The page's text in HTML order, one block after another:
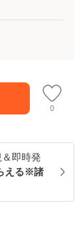
0
即時発
える※諸